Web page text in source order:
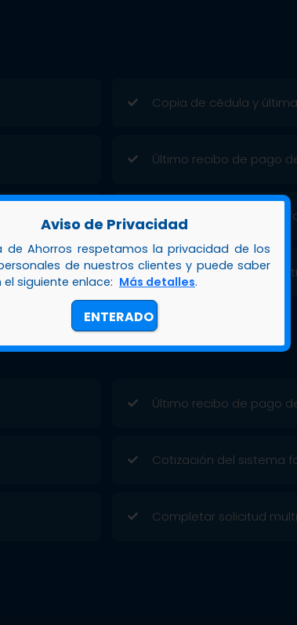
Copia de cédula y
Último recibo de pago
Cotización del sistema
Completar solicitud
Último recibo de pago
Cotización del sistema
Completar solicitud
Aviso de Privacidad
de Ahorros respetamos la privacidad de los
de nuestros clientes y puede saber
el siguiente enlace: Más detalles.
ENTERADO